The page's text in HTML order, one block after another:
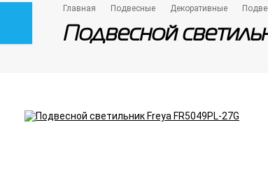
Главная Подвесные Декоративные
Подвесной